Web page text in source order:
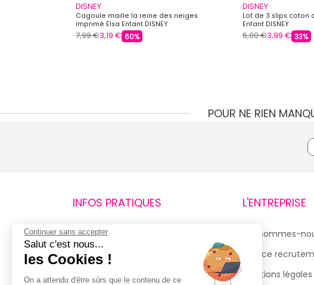
DISNEY
Cagoule maille la reine des neiges
imprimé Elsa Enfant DISNEY
7,99 €3,19 € 60%
DISNEY
Lot de 3 slips coton
Enfant DISNEY
6,00 €3,99 € 33%
POUR NE RIEN
INFOS PRATIQUES
Retours et remboursements
Suivi de commande
Livraisons
L'ENTREPRISE
Qui sommes-
Espace
Mentions légales
Continuer sans accepter
Salut c'est nous...
les Cookies !
On a attendu d'être sûrs que le contenu de ce